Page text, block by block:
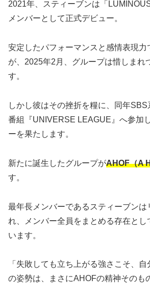
2021年、スティーブンは「
メンバーとして正式デビュー。
安定したパフォーマンスと感情表現力
が、2025年2月、グループは惜しまれ
す。
しかし彼はその挫折を糧に、同年
番組『UNIVERSE LEAGUE』へ参加
ーを果たします。
新たに誕生したグループがAHOF（A
す。
最年長メンバーであるスティーブンは
れ、メンバー全員をまとめる存在とし
います。
「失敗しても立ち上がる強さこそ、
の姿勢は、まさにAHOFの精神そのも